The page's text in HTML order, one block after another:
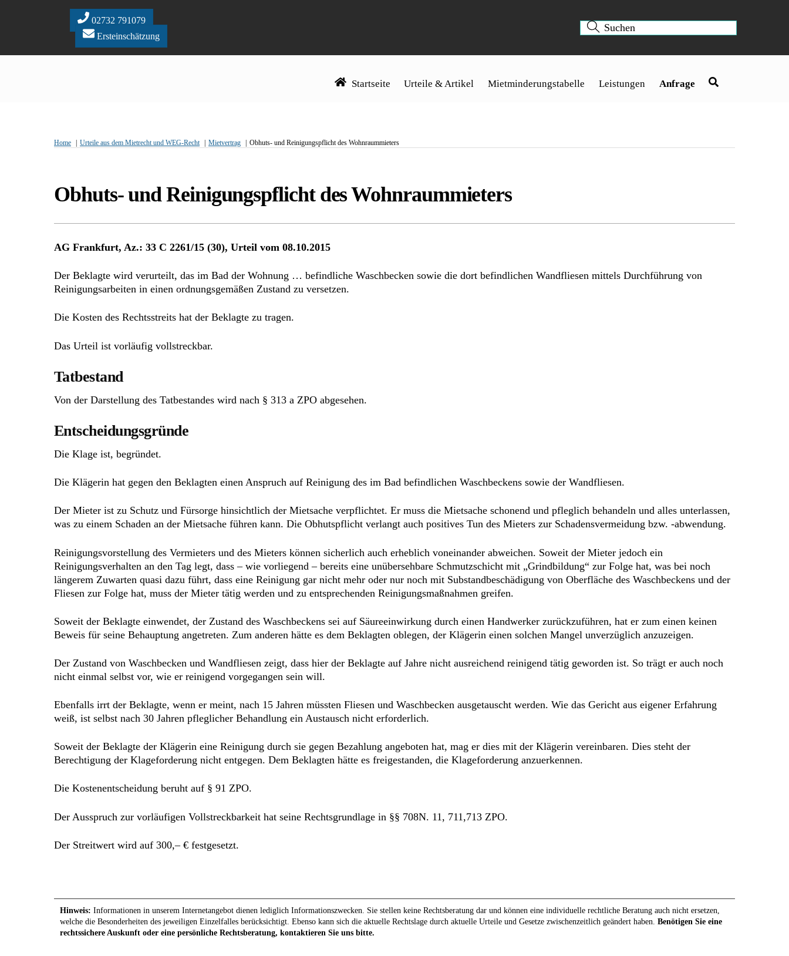
02732 791079
Ersteinschätzung
Startseite Urteile & Artikel Mietminderungstabelle Leistungen Anfrage
Home Urteile aus dem Mietrecht und WEG-Recht Mietvertrag Obhuts- und Reinigungspflicht des Wohnraummieters
Obhuts- und Reinigungspflicht des Wohnraummieters
AG Frankfurt, Az.: 33 C 2261/15 (30), Urteil vom 08.10.2015
Der Beklagte wird verurteilt, das im Bad der Wohnung … befindliche Waschbecken sowie die dort befindlichen Wandfliesen mittels Durchführung von
Reinigungsarbeiten in einen ordnungsgemäßen Zustand zu versetzen.
Die Kosten des Rechtsstreits hat der Beklagte zu tragen.
Das Urteil ist vorläufig vollstreckbar.
Tatbestand
Von der Darstellung des Tatbestandes wird nach § 313 a ZPO abgesehen.
Entscheidungsgründe
Die Klage ist, begründet.
Die Klägerin hat gegen den Beklagten einen Anspruch auf Reinigung des im Bad befindlichen Waschbeckens sowie der Wandfliesen.
Der Mieter ist zu Schutz und Fürsorge hinsichtlich der Mietsache verpflichtet. Er muss die Mietsache schonend und pfleglich behandeln und alles unterlassen,
was zu einem Schaden an der Mietsache führen kann. Die Obhutspflicht verlangt auch positives Tun des Mieters zur Schadensvermeidung bzw. -abwendung.
Reinigungsvorstellung des Vermieters und des Mieters können sicherlich auch erheblich voneinander abweichen. Soweit der Mieter jedoch ein
Reinigungsverhalten an den Tag legt, dass – wie vorliegend – bereits eine unübersehbare Schmutzschicht mit „Grindbildung“ zur Folge hat, was bei noch
längerem Zuwarten quasi dazu führt, dass eine Reinigung gar nicht mehr oder nur noch mit Substandbeschädigung von Oberfläche des Waschbeckens und der
Fliesen zur Folge hat, muss der Mieter tätig werden und zu entsprechenden Reinigungsmaßnahmen greifen.
Soweit der Beklagte einwendet, der Zustand des Waschbeckens sei auf Säureeinwirkung durch einen Handwerker zurückzuführen, hat er zum einen keinen
Beweis für seine Behauptung angetreten. Zum anderen hätte es dem Beklagten oblegen, der Klägerin einen solchen Mangel unverzüglich anzuzeigen.
Der Zustand von Waschbecken und Wandfliesen zeigt, dass hier der Beklagte auf Jahre nicht ausreichend reinigend tätig geworden ist. So trägt er auch noch
nicht einmal selbst vor, wie er reinigend vorgegangen sein will.
Ebenfalls irrt der Beklagte, wenn er meint, nach 15 Jahren müssten Fliesen und Waschbecken ausgetauscht werden. Wie das Gericht aus eigener Erfahrung
weiß, ist selbst nach 30 Jahren pfleglicher Behandlung ein Austausch nicht erforderlich.
Soweit der Beklagte der Klägerin eine Reinigung durch sie gegen Bezahlung angeboten hat, mag er dies mit der Klägerin vereinbaren. Dies steht der
Berechtigung der Klageforderung nicht entgegen. Dem Beklagten hätte es freigestanden, die Klageforderung anzuerkennen.
Die Kostenentscheidung beruht auf § 91 ZPO.
Der Ausspruch zur vorläufigen Vollstreckbarkeit hat seine Rechtsgrundlage in §§ 708N. 11, 711,713 ZPO.
Der Streitwert wird auf 300,– € festgesetzt.
Hinweis: Informationen in unserem Internetangebot dienen lediglich Informationszwecken. Sie stellen keine Rechtsberatung dar und können eine individuelle rechtliche Beratung auch nicht ersetzen,
welche die Besonderheiten des jeweiligen Einzelfalles berücksichtigt. Ebenso kann sich die aktuelle Rechtslage durch aktuelle Urteile und Gesetze zwischenzeitlich geändert haben. Benötigen Sie eine
rechtssichere Auskunft oder eine persönliche Rechtsberatung, kontaktieren Sie uns bitte.